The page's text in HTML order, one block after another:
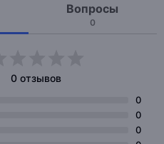
Вопросы
0
0 отзывов
0
0
0